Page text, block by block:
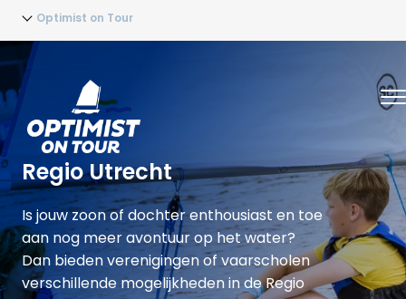
Optimist on Tour
Regio Utrecht
Is jouw zoon of dochter enthousiast en toe
aan nog meer avontuur op het water?
Dan bieden verenigingen of vaarscholen
verschillende mogelijkheden in de Regio